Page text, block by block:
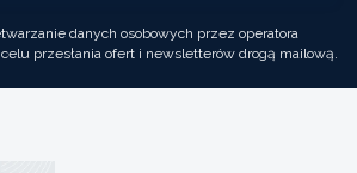
danych osobowych przez operatora
przesłania ofert i newsletterów drogą mailową.